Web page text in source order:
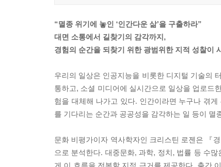
“멸종 위기에 놓인 ‘인간다운 삶’을 구출하라”
대면 소통에서 길찾기의 감각까지,
경험의 순간을 되찾기 위한 광범위한 지적 성찰이
우리의 일상은 인공지능을 비롯한 디지털 기술의
통하고, 소셜 미디어에 실시간으로 일상을 업로드
험을 대체해 나가고 있다. 인간이라면 누구나 겪
를 기다리는 순간과 공공성을 감각하는 일 등이 멸
문화 비평가이자 역사학자인 크리스틴 로젠은 『
으로 분석한다. 대중문화, 과학, 정치, 법률 등 수
게 이 흐름을 전복할 지적 근거를 제공한다. 출간